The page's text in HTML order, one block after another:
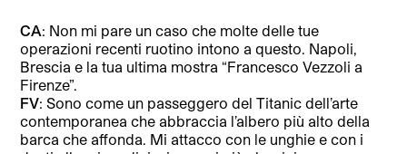
CA: Non mi pare un caso che molte delle tue
operazioni recenti ruotino intono a questo. Napoli,
Brescia e la tua ultima mostra “Francesco Vezzoli a
Firenze”.
FV: Sono come un passeggero del Titanic dell’arte
contemporanea che abbraccia l’albero più alto della
barca che affonda. Mi attacco con le unghie e con i